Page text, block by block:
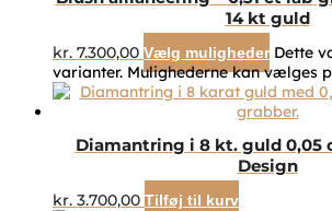
14 kt guld
kr. 7.300,00 Vælg muligheder Dette
varianter. Mulighederne kan vælges
Diamantring i 8 kt. guld 0,05
Design
kr. 3.700,00 Tilføj til kurv